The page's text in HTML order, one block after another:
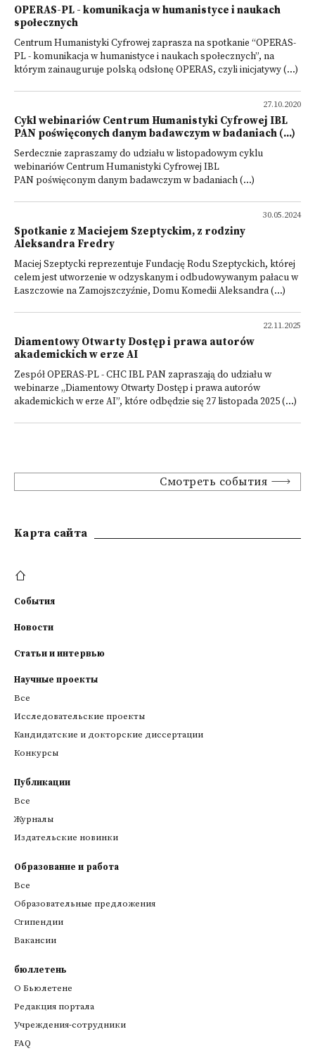
OPERAS-PL - komunikacja w humanistyce i naukach
społecznych
Centrum Humanistyki Cyfrowej zaprasza na spotkanie “OPERAS-
PL - komunikacja w humanistyce i naukach społecznych”, na
którym zainauguruje polską odsłonę OPERAS, czyli inicjatywy (...)
27.10.2020
Cykl webinariów Centrum Humanistyki Cyfrowej IBL
PAN poświęconych danym badawczym w badaniach (...)
Serdecznie zapraszamy do udziału w listopadowym cyklu
webinariów Centrum Humanistyki Cyfrowej IBL
PAN poświęconym danym badawczym w badaniach (...)
30.05.2024
Spotkanie z Maciejem Szeptyckim, z rodziny
Aleksandra Fredry
Maciej Szeptycki reprezentuje Fundację Rodu Szeptyckich, której
celem jest utworzenie w odzyskanym i odbudowywanym pałacu w
Łaszczowie na Zamojszczyźnie, Domu Komedii Aleksandra (...)
22.11.2025
Diamentowy Otwarty Dostęp i prawa autorów
akademickich w erze AI
Zespół OPERAS-PL - CHC IBL PAN zapraszają do udziału w
webinarze „Diamentowy Otwarty Dostęp i prawa autorów
akademickich w erze AI”, które odbędzie się 27 listopada 2025 (...)
Смотреть события
Kарта сайта
События
Новости
Статьи и интервью
Научные проекты
Все
Исследовательские проекты
Кандидатские и докторские диссертации
Конкурсы
Публикации
Все
Журналы
Издательские новинки
Образование и работа
Все
Образовательные предложения
Стипендии
Вакансии
бюллетень
О Бьюлетене
Редакция портала
Учреждения-сотрудники
FAQ